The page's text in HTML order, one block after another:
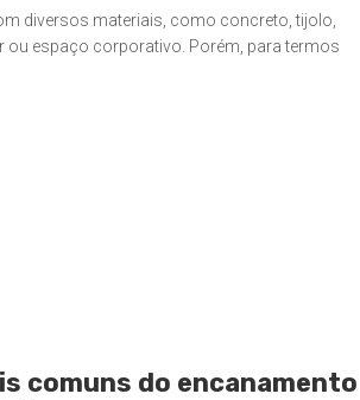
diversos materiais, como concreto, tijolo,
ou espaço corporativo. Porém, para termos
comuns do encanamento